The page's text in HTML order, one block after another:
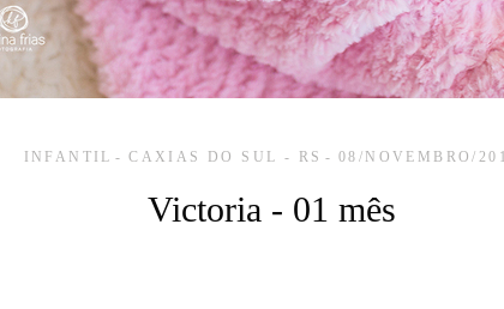
INFANTIL CAXIAS DO SUL - RS 08/NOVEMBRO/
Victoria - 01 mês